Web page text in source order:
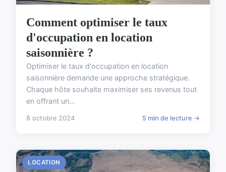
Comment optimiser le taux
d'occupation en location
saisonnière ?
Optimiser le taux d'occupation en location
saisonnière demande une approche stratégique.
Chaque hôte souhaite maximiser ses revenus tout
en offrant un...
8 octobre 2024 5 min de lecture →
LOCATION